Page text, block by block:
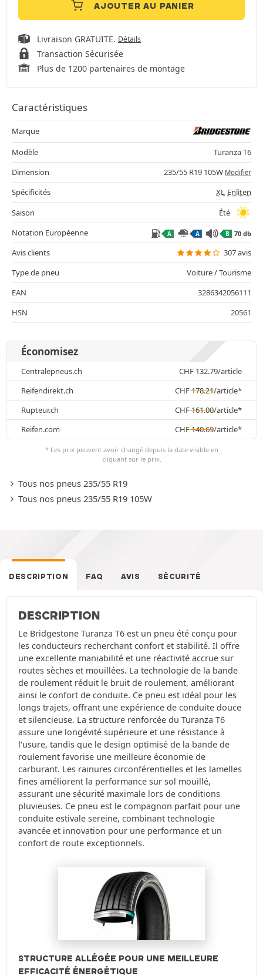
AJOUTER AU PANIER
Livraison GRATUITE. Détails
Transaction Sécurisée
Plus de 1200 partenaires de montage
Caractéristiques
Marque
Modèle
Turanza T6
Dimension
235/55 R19 105W Modifier
Spécificités XL Enliten
Saison
Été
Notation Européenne
A A B 70 db
Avis clients
307 avis
Type de pneu
Voiture / Tourisme
EAN
3286342056111
HSN
20561
Économisez
Centralepneus.ch CHF 132.79/article
Reifendirekt.ch
CHF178.21/article*
Rupteur.ch
CHF161.00/article*
Reifen.com
CHF140.69/article*
* Les prix peuvent avoir changé depuis la date visible en
cliquant sur le prix.
Tous nos pneus 235/55 R19
Tous nos pneus 235/55 R19 105W
DESCRIPTION FAQ AVIS SÉCURITÉ
DESCRIPTION
Le Bridgestone Turanza T6 est un pneu été conçu pour
les conducteurs recherchant confort et stabilité. Il offre
une excellente maniabilité et une réactivité accrue sur
routes sèches et mouillées. La technologie de la bande
de roulement réduit le bruit de roulement, améliorant
ainsi le confort de conduite. Ce pneu est idéal pour les
longs trajets, offrant une expérience de conduite douce
et silencieuse. La structure renforcée du Turanza T6
assure une longévité supérieure et une résistance à
l'usure, tandis que le design optimisé de la bande de
roulement favorise une meilleure économie de
carburant. Les rainures circonférentielles et les lamelles
fines améliorent la performance sur sol mouillé,
assurant une sécurité maximale lors de conditions
pluvieuses. Ce pneu est le compagnon parfait pour une
conduite estivale sereine, combinant technologie
avancée et innovation pour une performance et un
confort de route exceptionnels.
STRUCTURE ALLÉGÉE POUR UNE MEILLEURE
EFFICACITÉ ÉNERGÉTIQUE